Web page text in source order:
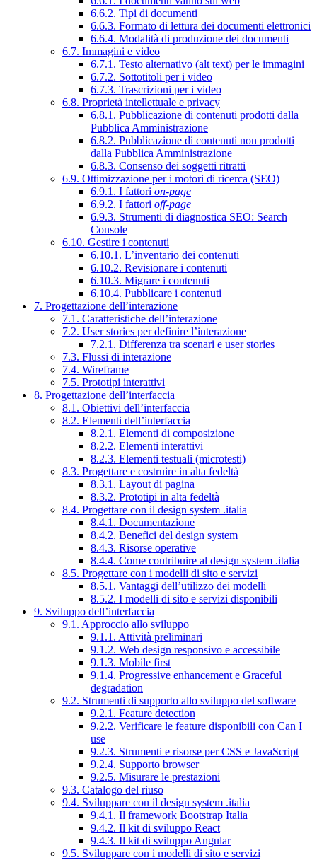
6.6.2. Tipi di documenti
6.6.3. Formato di lettura dei documenti elettronici
6.6.4. Modalità di produzione dei documenti
6.7. Immagini e video
6.7.1. Testo alternativo (alt text) per le immagini
6.7.2. Sottotitoli per i video
6.7.3. Trascrizioni per i video
6.8. Proprietà intellettuale e privacy
6.8.1. Pubblicazione di contenuti prodotti dalla
Pubblica Amministrazione
6.8.2. Pubblicazione di contenuti non prodotti
dalla Pubblica Amministrazione
6.8.3. Consenso dei soggetti ritratti
6.9. Ottimizzazione per i motori di ricerca (SEO)
6.9.1. I fattori on-page
6.9.2. I fattori off-page
6.9.3. Strumenti di diagnostica SEO: Search
Console
6.10. Gestire i contenuti
6.10.1. L’inventario dei contenuti
6.10.2. Revisionare i contenuti
6.10.3. Migrare i contenuti
6.10.4. Pubblicare i contenuti
7. Progettazione dell’interazione
7.1. Caratteristiche dell’interazione
7.2. User stories per definire l’interazione
7.2.1. Differenza tra scenari e user stories
7.3. Flussi di interazione
7.4. Wireframe
7.5. Prototipi interattivi
8. Progettazione dell’interfaccia
8.1. Obiettivi dell’interfaccia
8.2. Elementi dell’interfaccia
8.2.1. Elementi di composizione
8.2.2. Elementi interattivi
8.2.3. Elementi testuali (microtesti)
8.3. Progettare e costruire in alta fedeltà
8.3.1. Layout di pagina
8.3.2. Prototipi in alta fedeltà
8.4. Progettare con il design system .italia
8.4.1. Documentazione
8.4.2. Benefici del design system
8.4.3. Risorse operative
8.4.4. Come contribuire al design system .italia
8.5. Progettare con i modelli di sito e servizi
8.5.1. Vantaggi dell’utilizzo dei modelli
8.5.2. I modelli di sito e servizi disponibili
9. Sviluppo dell’interfaccia
9.1. Approccio allo sviluppo
9.1.1. Attività preliminari
9.1.2. Web design responsivo e accessibile
9.1.3. Mobile first
9.1.4. Progressive enhancement e Graceful
degradation
9.2. Strumenti di supporto allo sviluppo del software
9.2.1. Feature detection
9.2.2. Verificare le feature disponibili con Can I
use
9.2.3. Strumenti e risorse per CSS e JavaScript
9.2.4. Supporto browser
9.2.5. Misurare le prestazioni
9.3. Catalogo del riuso
9.4. Sviluppare con il design system .italia
9.4.1. Il framework Bootstrap Italia
9.4.2. Il kit di sviluppo React
9.4.3. Il kit di sviluppo Angular
9.5. Sviluppare con i modelli di sito e servizi